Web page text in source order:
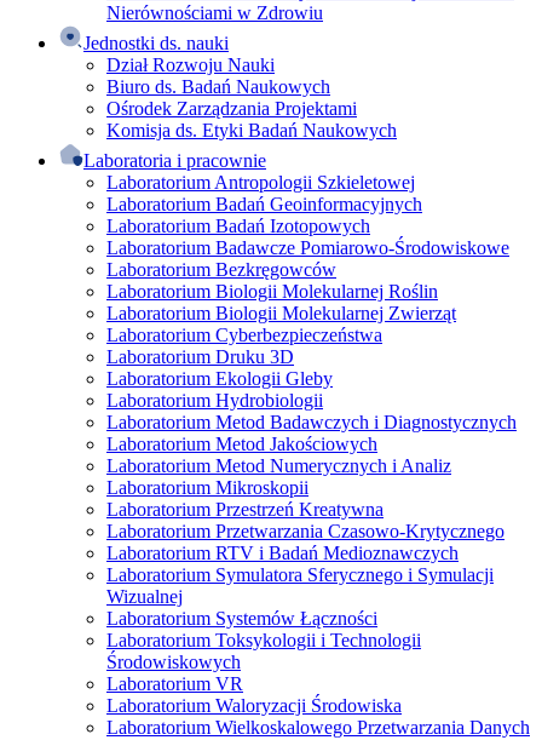
Nierównościami w Zdrowiu
Jednostki ds. nauki
Dział Rozwoju Nauki
Biuro ds. Badań Naukowych
Ośrodek Zarządzania Projektami
Komisja ds. Etyki Badań Naukowych
Laboratoria i pracownie
Laboratorium Antropologii Szkieletowej
Laboratorium Badań Geoinformacyjnych
Laboratorium Badań Izotopowych
Laboratorium Badawcze Pomiarowo-Środowiskowe
Laboratorium Bezkręgowców
Laboratorium Biologii Molekularnej Roślin
Laboratorium Biologii Molekularnej Zwierząt
Laboratorium Cyberbezpieczeństwa
Laboratorium Druku 3D
Laboratorium Ekologii Gleby
Laboratorium Hydrobiologii
Laboratorium Metod Badawczych i Diagnostycznych
Laboratorium Metod Jakościowych
Laboratorium Metod Numerycznych i Analiz
Laboratorium Mikroskopii
Laboratorium Przestrzeń Kreatywna
Laboratorium Przetwarzania Czasowo-Krytycznego
Laboratorium RTV i Badań Medioznawczych
Laboratorium Symulatora Sferycznego i Symulacji
Wizualnej
Laboratorium Systemów Łączności
Laboratorium Toksykologii i Technologii
Środowiskowych
Laboratorium VR
Laboratorium Waloryzacji Środowiska
Laboratorium Wielkoskalowego Przetwarzania Danych